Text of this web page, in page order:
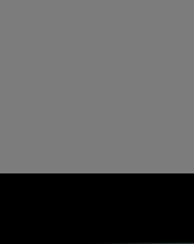
Hírek